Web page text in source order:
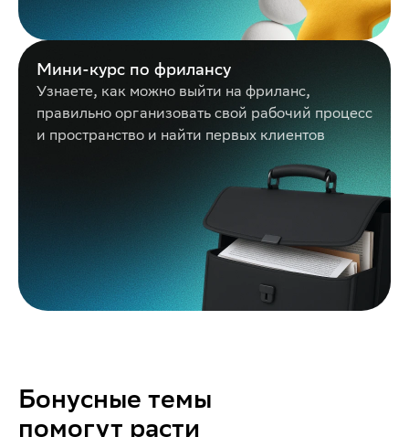
Мини-курс по фрилансу
Узнаете, как можно выйти на фриланс,
правильно организовать свой рабочий процесс
и пространство и найти первых клиентов
Бонусные темы
помогут расти